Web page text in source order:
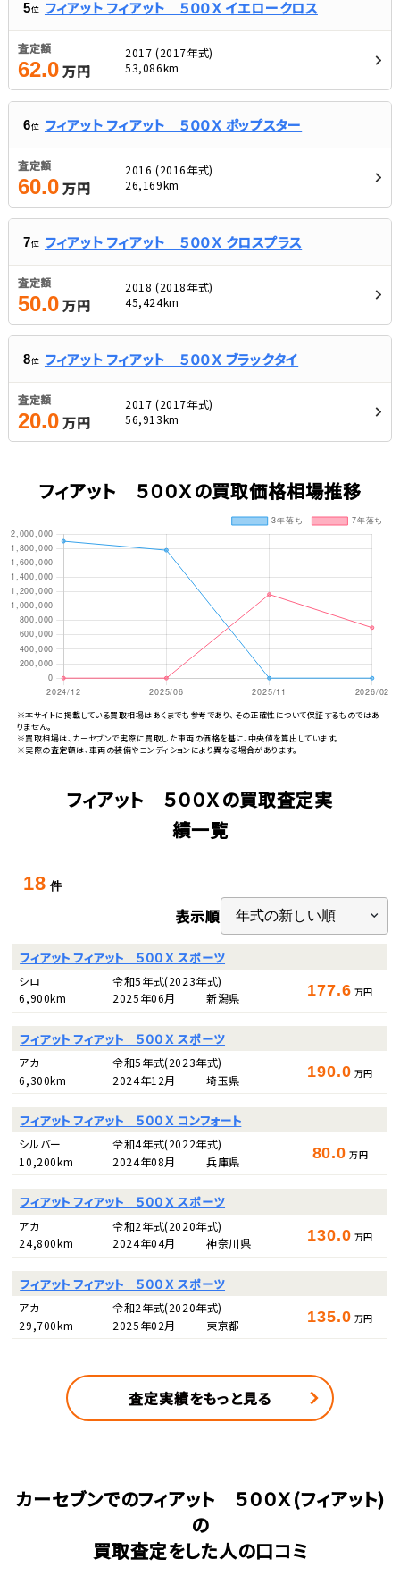
5位 フィアット フィアット ５００Ｘ イエロークロス
査定額
62.0万円
2017 (2017年式)
53,086km
6位 フィアット フィアット ５００Ｘ ポップスター
査定額
60.0万円
2016 (2016年式)
26,169km
7位 フィアット フィアット ５００Ｘ クロスプラス
査定額
50.0万円
2018 (2018年式)
45,424km
8位 フィアット フィアット ５００Ｘ ブラックタイ
査定額
20.0万円
2017 (2017年式)
56,913km
フィアット ５００Ｘの買取価格相場推移
※本サイトに掲載している買取相場はあくまでも参考であり、その正確性について保証するものではあ
りません。
※買取相場は、カーセブンで実際に買取した車両の価格を基に、中央値を算出しています。
※実際の査定額は、車両の装備やコンディションにより異なる場合があります。
フィアット ５００Ｘの買取査定実
績一覧
18 件
表示順
フィアット フィアット ５００Ｘ スポーツ
シロ 令和5年式(2023年式)
6,900km
2025年06月 新潟県 177.6 万円
フィアット フィアット ５００Ｘ スポーツ
アカ 令和5年式(2023年式)
6,300km
2024年12月 埼玉県 190.0 万円
フィアット フィアット ５００Ｘ コンフォート
シルバー 令和4年式(2022年式)
10,200km
2024年08月 兵庫県 80.0 万円
フィアット フィアット ５００Ｘ スポーツ
アカ 令和2年式(2020年式)
24,800km
2024年04月 神奈川県 130.0 万円
フィアット フィアット ５００Ｘ スポーツ
アカ 令和2年式(2020年式)
29,700km
2025年02月 東京都 135.0 万円
査定実績をもっと見る
カーセブンでのフィアット ５００Ｘ(フィアット)
の
買取査定をした人の口コミ